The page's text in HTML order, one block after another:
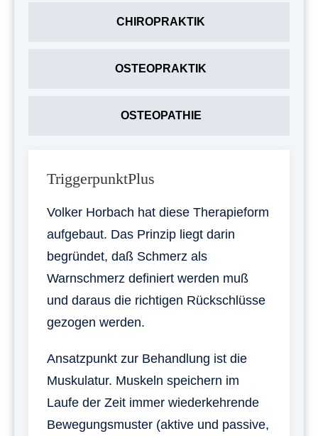
CHIROPRAKTIK
OSTEOPRAKTIK
OSTEOPATHIE
TriggerpunktPlus
Volker Horbach hat diese Therapieform
aufgebaut. Das Prinzip liegt darin
begründet, daß Schmerz als
Warnschmerz definiert werden muß
und daraus die richtigen Rückschlüsse
gezogen werden.
Ansatzpunkt zur Behandlung ist die
Muskulatur. Muskeln speichern im
Laufe der Zeit immer wiederkehrende
Bewegungsmuster (aktive und passive,